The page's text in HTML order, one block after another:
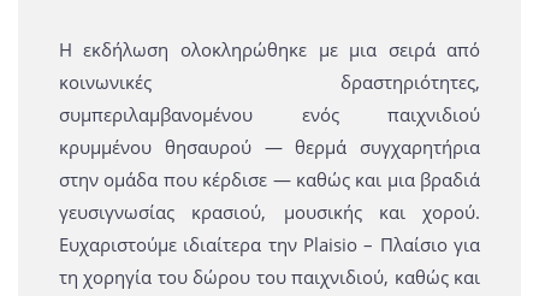
Η εκδήλωση ολοκληρώθηκε με μια σειρά από
κοινωνικές δραστηριότητες,
συμπεριλαμβανομένου ενός παιχνιδιού
κρυμμένου θησαυρού — θερμά συγχαρητήρια
στην ομάδα που κέρδισε — καθώς και μια βραδιά
γευσιγνωσίας κρασιού, μουσικής και χορού.
Ευχαριστούμε ιδιαίτερα την Plaisio – Πλαίσιο για
τη χορηγία του δώρου του παιχνιδιού, καθώς και